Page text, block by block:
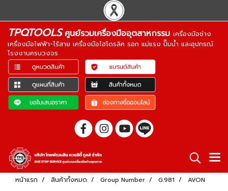
TPQTOOLSศูนย์รวมเครื่องมืออุตสาหกรรม เครื่องมือช่าง
เครื่องมือไฟฟ้า-ไร้สาย เครื่องมือไฮโดรลิค รอก แม่แรง ปั๊มน้ำ และอุปกรณ์
โรงงานครบวงจร
หน้าแรก สินค้าทั้งหมด Group Number G.981 AVON